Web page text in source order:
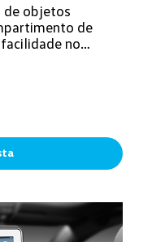
de objetos
de
no